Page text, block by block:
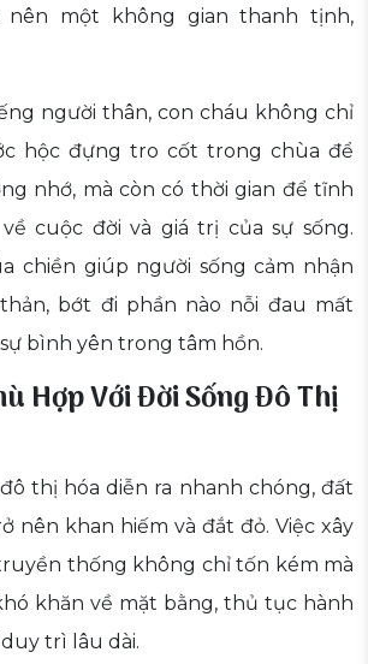
nên một không gian thanh tịnh,
người thân, con cháu không chỉ
hộc đựng tro cốt trong chùa để
nhớ, mà còn có thời gian để tĩnh
cuộc đời và giá trị của sự sống.
chiền giúp người sống cảm nhận
bớt đi phần nào nỗi đau mất
bình yên trong tâm hồn.
Hợp Với Đời Sống Đô Thị
thị hóa diễn ra nhanh chóng, đất
nên khan hiếm và đắt đỏ. Việc xây
thống không chỉ tốn kém mà
khăn về mặt bằng, thủ tục hành
trì lâu dài.